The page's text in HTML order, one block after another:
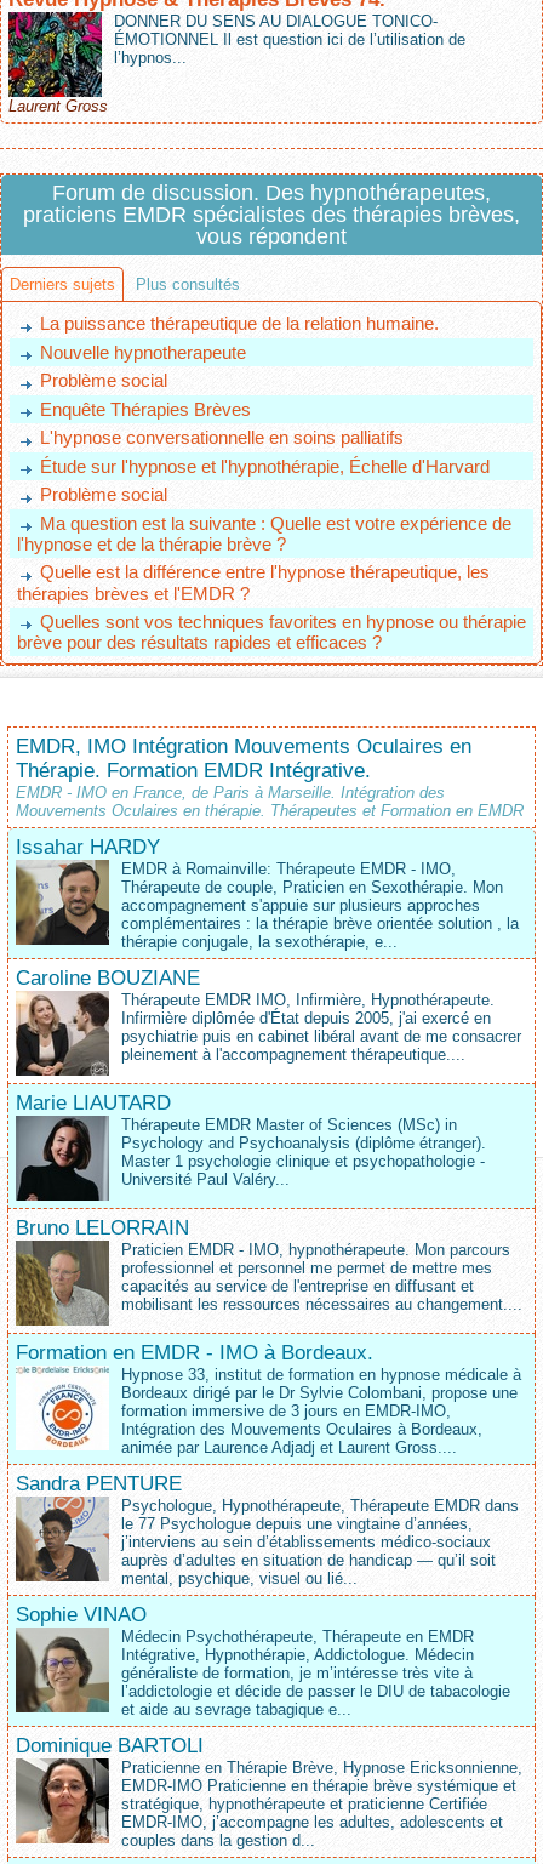
DONNER DU SENS AU DIALOGUE TONICO-
ÉMOTIONNEL Il est question ici de l’utilisation de
l’hypnos...
Laurent Gross
Forum de discussion. Des hypnothérapeutes,
praticiens EMDR spécialistes des thérapies brèves,
vous répondent
Derniers sujets Plus consultés
La puissance thérapeutique de la relation humaine.
Nouvelle hypnotherapeute
Problème social
Enquête Thérapies Brèves
L'hypnose conversationnelle en soins palliatifs
Étude sur l'hypnose et l'hypnothérapie, Échelle d'Harvard
Problème social
Ma question est la suivante : Quelle est votre expérience de
l'hypnose et de la thérapie brève ?
Quelle est la différence entre l'hypnose thérapeutique, les
thérapies brèves et l'EMDR ?
Quelles sont vos techniques favorites en hypnose ou thérapie
brève pour des résultats rapides et efficaces ?
EMDR, IMO Intégration Mouvements Oculaires en
Thérapie. Formation EMDR Intégrative.
EMDR - IMO en France, de Paris à Marseille. Intégration des
Mouvements Oculaires en thérapie. Thérapeutes et Formation en EMDR
Issahar HARDY
EMDR à Romainville: Thérapeute EMDR - IMO,
Thérapeute de couple, Praticien en Sexothérapie. Mon
accompagnement s'appuie sur plusieurs approches
complémentaires : la thérapie brève orientée solution , la
thérapie conjugale, la sexothérapie, e...
Caroline BOUZIANE
Thérapeute EMDR IMO, Infirmière, Hypnothérapeute.
Infirmière diplômée d'État depuis 2005, j'ai exercé en
psychiatrie puis en cabinet libéral avant de me consacrer
pleinement à l'accompagnement thérapeutique....
Marie LIAUTARD
Thérapeute EMDR Master of Sciences (MSc) in
Psychology and Psychoanalysis (diplôme étranger).
Master 1 psychologie clinique et psychopathologie -
Université Paul Valéry...
Bruno LELORRAIN
Praticien EMDR - IMO, hypnothérapeute. Mon parcours
professionnel et personnel me permet de mettre mes
capacités au service de l'entreprise en diffusant et
mobilisant les ressources nécessaires au changement....
Formation en EMDR - IMO à Bordeaux.
Hypnose 33, institut de formation en hypnose médicale à
Bordeaux dirigé par le Dr Sylvie Colombani, propose une
formation immersive de 3 jours en EMDR-IMO,
Intégration des Mouvements Oculaires à Bordeaux,
animée par Laurence Adjadj et Laurent Gross....
Sandra PENTURE
Psychologue, Hypnothérapeute, Thérapeute EMDR dans
le 77 Psychologue depuis une vingtaine d’années,
j’interviens au sein d’établissements médico‑sociaux
auprès d’adultes en situation de handicap — qu’il soit
mental, psychique, visuel ou lié...
Sophie VINAO
Médecin Psychothérapeute, Thérapeute en EMDR
Intégrative, Hypnothérapie, Addictologue. Médecin
généraliste de formation, je m’intéresse très vite à
l’addictologie et décide de passer le DIU de tabacologie
et aide au sevrage tabagique e...
Dominique BARTOLI
Praticienne en Thérapie Brève, Hypnose Ericksonnienne,
EMDR-IMO Praticienne en thérapie brève systémique et
stratégique, hypnothérapeute et praticienne Certifiée
EMDR-IMO, j’accompagne les adultes, adolescents et
couples dans la gestion d...